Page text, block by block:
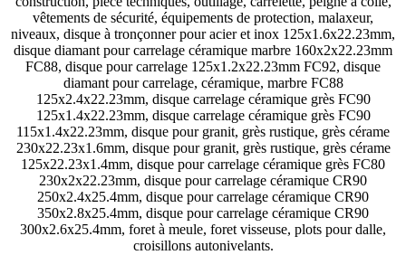
vêtements de sécurité, équipements de protection, malaxeur,
niveaux, disque à tronçonner pour acier et inox 125x1.6x22.23mm,
disque diamant pour carrelage céramique marbre 160x2x22.23mm
FC88, disque pour carrelage 125x1.2x22.23mm FC92, disque
diamant pour carrelage, céramique, marbre FC88
125x2.4x22.23mm, disque carrelage céramique grès FC90
125x1.4x22.23mm, disque carrelage céramique grès FC90
115x1.4x22.23mm, disque pour granit, grès rustique, grès cérame
230x22.23x1.6mm, disque pour granit, grès rustique, grès cérame
125x22.23x1.4mm, disque pour carrelage céramique grès FC80
230x2x22.23mm, disque pour carrelage céramique CR90
250x2.4x25.4mm, disque pour carrelage céramique CR90
350x2.8x25.4mm, disque pour carrelage céramique CR90
300x2.6x25.4mm, foret à meule, foret visseuse, plots pour dalle,
croisillons autonivelants.